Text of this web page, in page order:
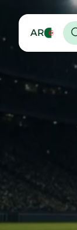
AR